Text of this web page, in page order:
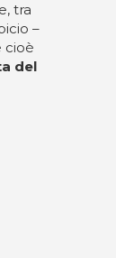
tra
–
cioè
del